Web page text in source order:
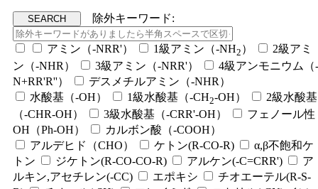
除外キーワード:
アミン（-NRR'） 1級アミン（-NH2 ）
2級アミ
ン（-NHR）
3級アミン（-NRR'）
4級アンモニウム（-
N+RR'R''）
デスメチルアミン（-NHR）
水酸基（-OH）
1級水酸基（-CH2-OH）
2級水酸基
（-CHR-OH）
3級水酸基（-CRR'-OH）
フェノール性
OH（Ph-OH）
カルボン酸（-COOH）
アルデヒド（CHO）
ケトン(R-CO-R)
α,β不飽和ケ
トン
ジケトン(R-CO-CO-R) アルケン(-C=CRR')
ア
ルキン,アセチレン(-CC)
エポキシ
チオエーテル(R-S-